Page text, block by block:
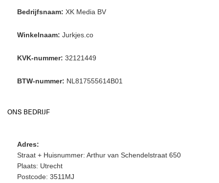
Bedrijfsnaam: XK Media BV
Winkelnaam: Jurkjes.co
KVK-nummer: 32121449
BTW-nummer: NL817555614B01
ONS BEDRIJF
Adres:
Straat + Huisnummer: Arthur van Schendelstraat 650
Plaats: Utrecht
Postcode: 3511MJ